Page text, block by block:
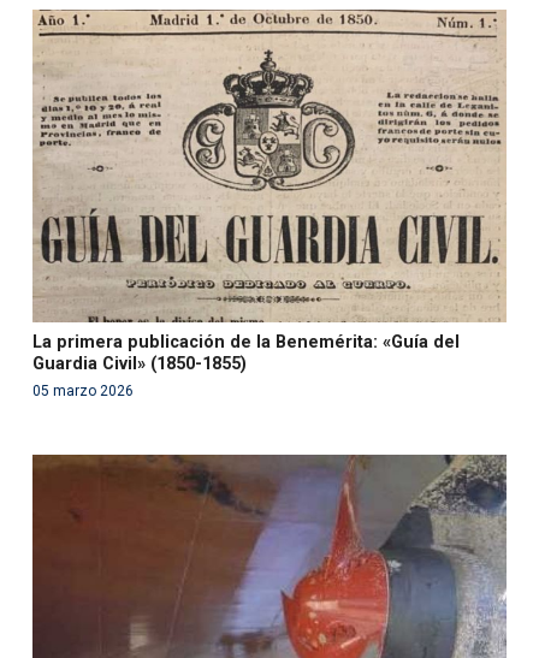
Warning
: Use of undefined constant php - assumed
'php' (this will throw an Error in a future version of PHP)
in /var/www/acami.es/wp-
content/themes/fundcami/page-publicaciones.php
on line99
La primera publicación de la Benemérita: «Guía del
Guardia Civil» (1850-1855)
05 marzo 2026
: Use of undefined constant php - assumed
'php' (this will throw an Error in a future version of PHP)
/var/www/acami.es/wp-
content/themes/fundcami/page-publicaciones.php